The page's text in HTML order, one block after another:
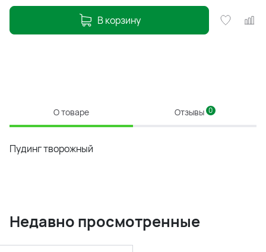
В корзину
О товаре Отзывы 0
Пудинг творожный
Недавно просмотренные